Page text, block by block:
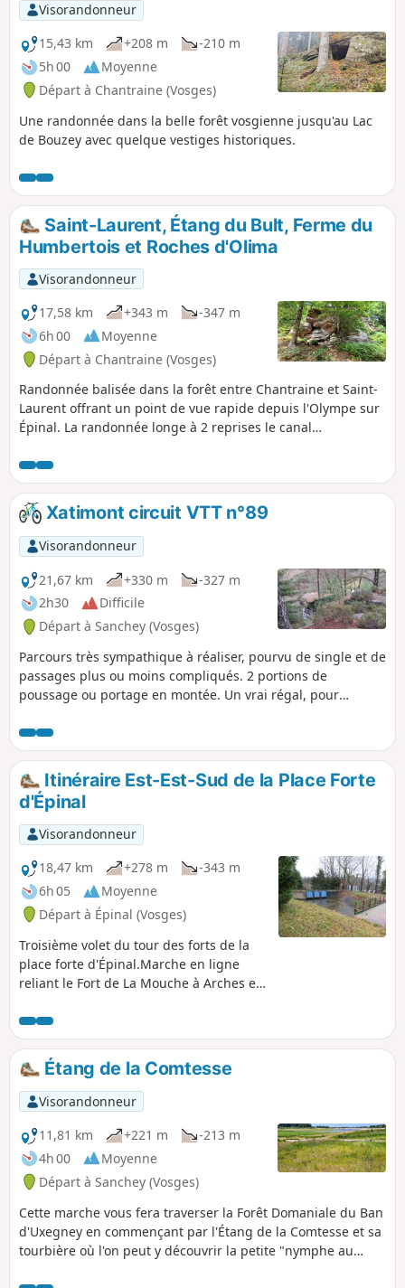
Visorandonneur
15,43 km
+208 m
-210 m
5h 00
Moyenne
Départ à Chantraine (Vosges)
Une randonnée dans la belle forêt vosgienne jusqu'au Lac
de Bouzey avec quelque vestiges historiques.
Saint-Laurent, Étang du Bult, Ferme du
Humbertois et Roches d'Olima
Visorandonneur
17,58 km
+343 m
-347 m
6h 00
Moyenne
Départ à Chantraine (Vosges)
Randonnée balisée dans la forêt entre Chantraine et Saint-
Laurent offrant un point de vue rapide depuis l'Olympe sur
Épinal. La randonnée longe à 2 reprises le canal
du Bult et du Riéfaing, ainsi que par les Roches d'Olima
après avoir longé un petit cours d'eau.
Xatimont circuit VTT n°89
Visorandonneur
21,67 km
+330 m
-327 m
2h30
Difficile
Départ à Sanchey (Vosges)
Parcours très sympathique à réaliser, pourvu de single et de
passages plus ou moins compliqués. 2 portions de
poussage ou portage en montée. Un vrai régal, pour
démarre des parkings du lac.
Itinéraire Est-Est-Sud de la Place Forte
d'Épinal
Visorandonneur
18,47 km
+278 m
-343 m
6h 05
Moyenne
Départ à Épinal (Vosges)
Troisième volet du tour des forts de la
place forte d'Épinal.Marche en ligne
reliant le Fort de La Mouche à Arches en
Général Séré de Rivières.
Étang de la Comtesse
Visorandonneur
11,81 km
+221 m
-213 m
4h 00
Moyenne
Départ à Sanchey (Vosges)
Cette marche vous fera traverser la Forêt Domaniale du Ban
d'Uxegney en commençant par l'Étang de la Comtesse et sa
tourbière où l'on peut y découvrir la petite "nymphe au